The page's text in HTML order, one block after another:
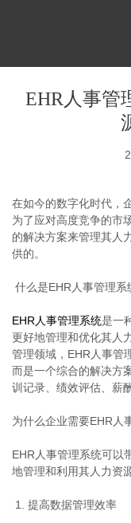
EHR人事管
在如今的数字化时代，
为了应对高度竞争的市
的解决方案来管理其人
供的。
什么是EHR人事管理系
EHR人事管理系统是一
更好地管理和优化其人
管理领域，EHR人事管
而是一个综合的解决方
训记录、绩效评估、薪
为什么企业需要EHR人
EHR人事管理系统可以
地管理和利用其人力资
1. 提高数据管理效率